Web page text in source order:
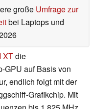
große Umfrage zur
bei Laptops und
XTdie
GPU auf Basis von
endlich folgt mit der
Grafikchip. Mit